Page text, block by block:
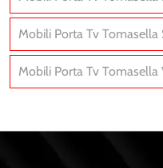
Mobili Porta Tv
Mobili Porta Tv Tomasella